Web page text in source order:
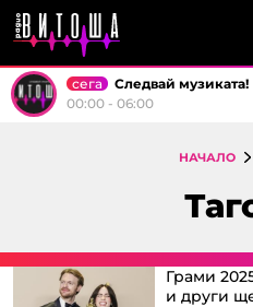
сега
Следвай музиката!
00:00 - 06:00
НАЧАЛО
Грами
и други